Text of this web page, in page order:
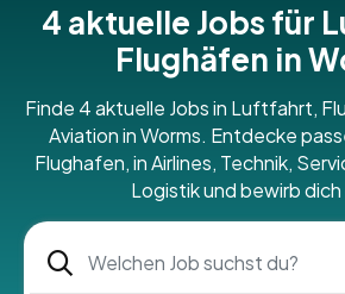
4 aktuelle Jobs für
Flughäfen in
Finde 4 aktuelle Jobs in Luftfahrt,
Aviation in Worms. Entdecke
Flughafen, in Airlines, Technik,
Logistik und bewirb dich